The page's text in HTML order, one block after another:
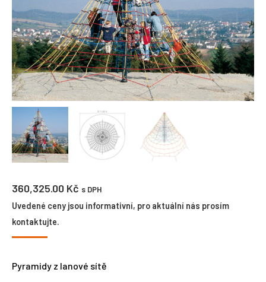
360,325.00 Kč s DPH
Uvedené ceny jsou informativní, pro aktuální nás prosím
kontaktujte.
Pyramidy z lanové sítě